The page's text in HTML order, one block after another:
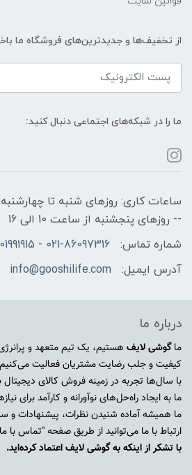
از تخفیف‌ها و جدیدترین‌های فروشگاه ما
ما را در شبکه‌های اجتماعی دنبال کنید:
-- روزهای پنجشنبه از ساعت 10 الی 16
شماره تماس:
021-86097316 - 09101991915
آدرس ایمیل:
info@gooshilife.com
درباره ما
ماگوشی لایف هستیم، یک تیم متعهد و
کیفیت و جلب رضایت مشتریان فعالیت
با سال‌ها تجربه در زمینه فروش کالای
ما به ایجاد راه‌حل‌های نوآورانه و کارآمد برای
ما همیشه آماده شنیدن نظرات، پیشنهادات و
ارتباط با ما می‌توانید از طریق صفحه "تماس با
با تشکر از اینکه به گوشی لایف اعتماد کرده‌اید.